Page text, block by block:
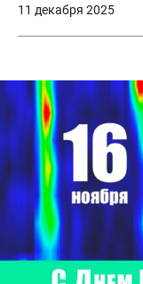
11 декабря 2025